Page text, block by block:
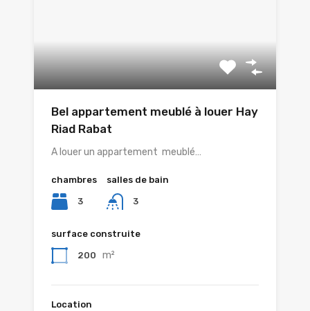
Bel appartement meublé à louer Hay
Riad Rabat
A louer un appartement meublé…
chambres
3
salles de bain
3
surface construite
200 m²
Location